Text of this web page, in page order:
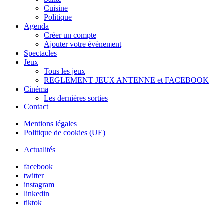
Cuisine
Politique
Agenda
Créer un compte
Ajouter votre évènement
Spectacles
Jeux
Tous les jeux
REGLEMENT JEUX ANTENNE et FACEBOOK
Cinéma
Les dernières sorties
Contact
Mentions légales
Politique de cookies (UE)
Actualités
facebook
twitter
instagram
linkedin
tiktok